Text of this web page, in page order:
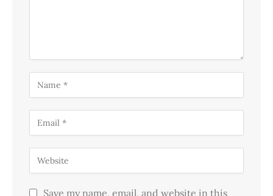
Save my name, email, and website in this